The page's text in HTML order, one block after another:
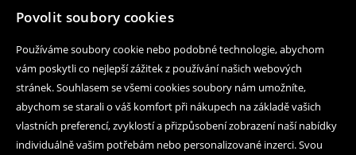
Povolit soubory cookies
Používáme soubory cookie nebo podobné technologie, abychom
vám poskytli co nejlepší zážitek z používání našich webových
stránek. Souhlasem se všemi cookies soubory nám umožníte,
abychom se starali o váš komfort při nákupech na základě vašich
vlastních preferencí, zvyklostí a přizpůsobení zobrazení naší nabídky
individuálně vašim potřebám nebo personalizované inzerci. Svou